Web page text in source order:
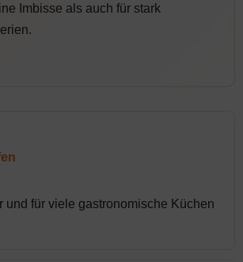
Imbisse als auch für stark
und für viele gastronomische Küchen